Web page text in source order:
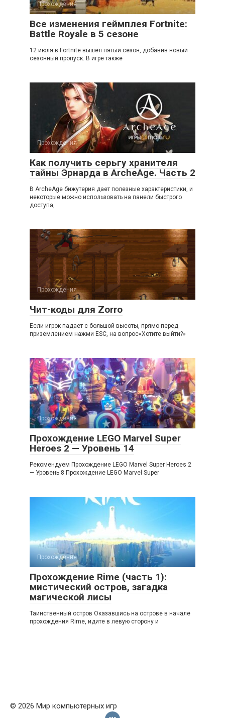
Прохождения
Все изменения геймплея Fortnite:
Battle Royale в 5 сезоне
12 июля в Fortnite вышел пятый сезон, добавив новый
сезонный пропуск. В игре также
Прохождения
Как получить серьгу хранителя
тайны Эрнарда в ArcheAge. Часть 2
В ArcheAge бижутерия дает полезные характеристики, и
некоторые можно использовать на панели быстрого
доступа,
Прохождения
Чит-коды для Zorro
Если игрок падает с большой высоты, прямо перед
приземлением нажми ESC, на вопрос«Хотите выйти?»
Прохождения
Прохождение LEGO Marvel Super
Heroes 2 — Уровень 14
Рекомендуем Прохождение LEGO Marvel Super Heroes 2
— Уровень 8 Прохождение LEGO Marvel Super
Прохождения
Прохождение Rime (часть 1):
мистический остров, загадка
магической лисы
Таинственный остров Оказавшись на острове в начале
прохождения Rime, идите в левую сторону и
© 2026 Мир компьютерных игр